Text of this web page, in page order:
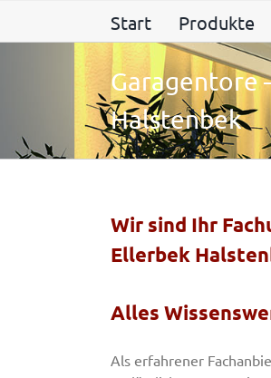
Start Produkte
Garagentore
Halstenbek
Wir sind Ihr
Ellerbek
Alles
Als erfahrener